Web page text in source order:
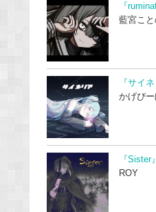
『
藍宮こと
『サイネ
かげぴ
『Sister』
ROY